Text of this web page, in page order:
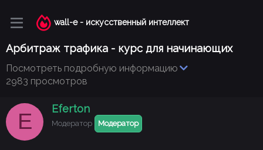
wall-e - искусственный интеллект
Арбитраж трафика - курс для начинающих
Посмотреть подробную информацию
2983 просмотров
E
Eferton
Модератор Модератор